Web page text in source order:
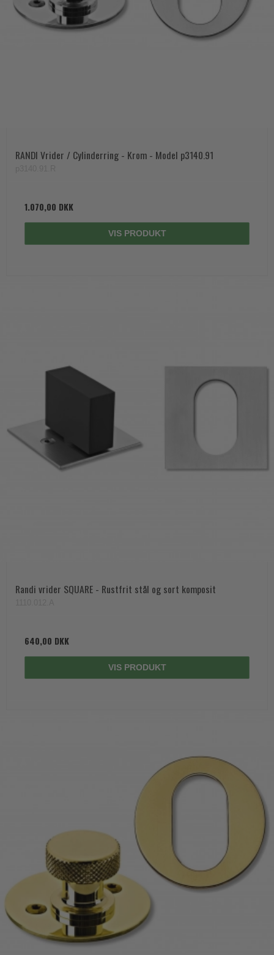
RANDI Vrider / Cylinderring - Krom - Model p3140.91
1.070,00 DKK
VIS PRODUKT
Randi vrider SQUARE - Rustfrit stål og sort komposit
640,00 DKK
VIS PRODUKT